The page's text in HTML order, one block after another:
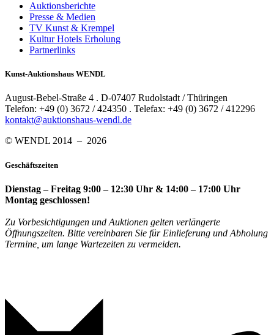
Auktionsberichte
Presse & Medien
TV Kunst & Krempel
Kultur Hotels Erholung
Partnerlinks
Kunst-Auktionshaus WENDL
August-Bebel-Straße 4 . D-07407 Rudolstadt / Thüringen
Telefon: +49 (0) 3672 / 424350 . Telefax: +49 (0) 3672 / 412296
kontakt@auktionshaus-wendl.de
© WENDL 2014 – 2026
Geschäftszeiten
Dienstag – Freitag 9:00 – 12:30 Uhr & 14:00 – 17:00 Uhr
Montag geschlossen!
Zu Vorbesichtigungen und Auktionen gelten verlängerte
Öffnungszeiten. Bitte vereinbaren Sie für Einlieferung und Abholung
Termine, um lange Wartezeiten zu vermeiden.